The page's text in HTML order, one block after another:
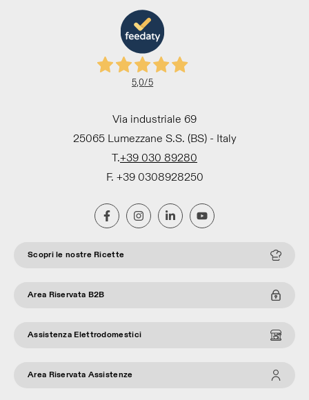
5,0/5
Via industriale 69
25065 Lumezzane S.S. (BS) - Italy
T.+39 030 89280
F. +39 0308928250
Scopri le nostre Ricette
Area Riservata B2B
Assistenza Elettrodomestici
Area Riservata Assistenze